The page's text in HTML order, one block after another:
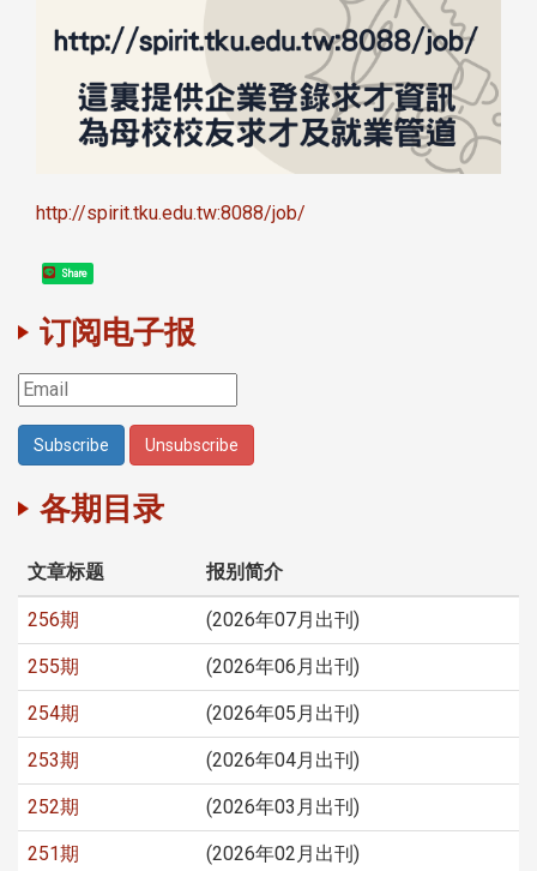
http://spirit.tku.edu.tw:8088/job/
Share
订阅电子报
各期目录
文章标题 报别简介
256期 (2026年07月出刊)
255期 (2026年06月出刊)
254期 (2026年05月出刊)
253期 (2026年04月出刊)
252期 (2026年03月出刊)
251期 (2026年02月出刊)